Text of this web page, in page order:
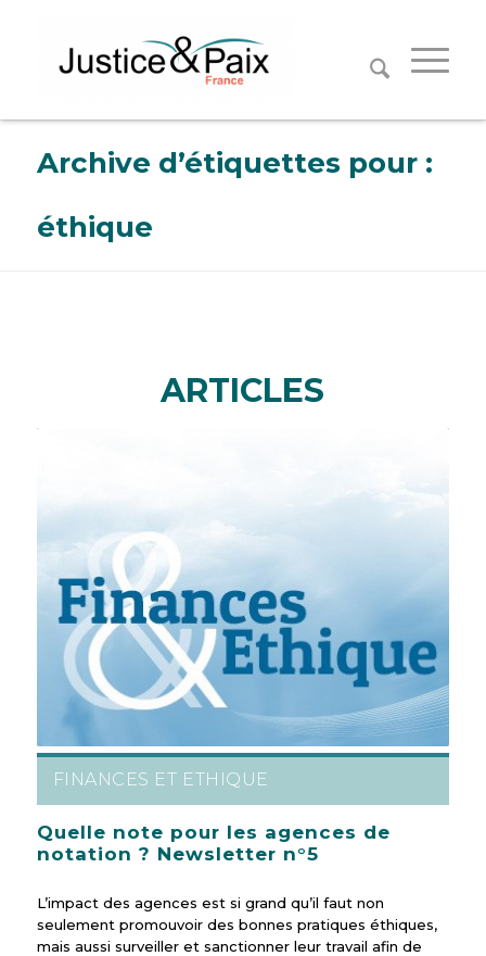
Archive d’étiquettes pour :
éthique
ARTICLES
FINANCES ET ETHIQUE
Quelle note pour les agences de
notation ? Newsletter n°5
L’impact des agences est si grand qu’il faut non
seulement promouvoir des bonnes pratiques éthiques,
mais aussi surveiller et sanctionner leur travail afin de